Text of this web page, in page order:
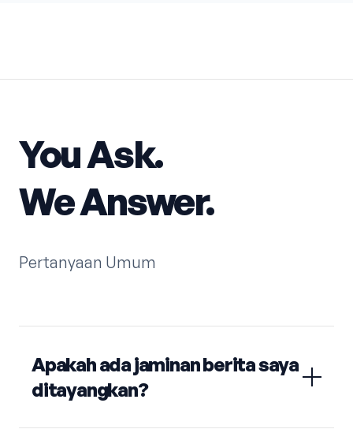
You Ask.
We Answer.
Pertanyaan Umum
Apakah ada jaminan berita saya
ditayangkan?